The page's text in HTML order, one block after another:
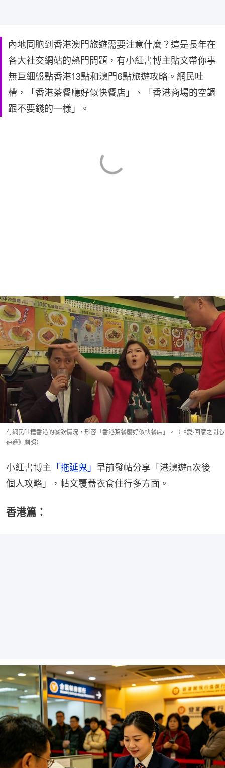
內地同胞到香港澳門旅遊需要注意什麼？這是長年在
各大社交網站的熱門問題，有小紅書博主貼文帶你事
無巨細盤點香港13點和澳門6點旅遊攻略。網民吐
槽，「香港茶餐廳好似快餐店」、「香港商場的空調
跟不要錢的一樣」。
有網民吐槽香港的餐飲情況，形容「香港茶餐廳好似快餐店」。（《愛·回家之開心
速遞》劇照）
小紅書博主 「拖延鬼」 早前發帖分享「港澳遊n次後
個人攻略」，帖文覆蓋衣食住行多方面。
香港篇：